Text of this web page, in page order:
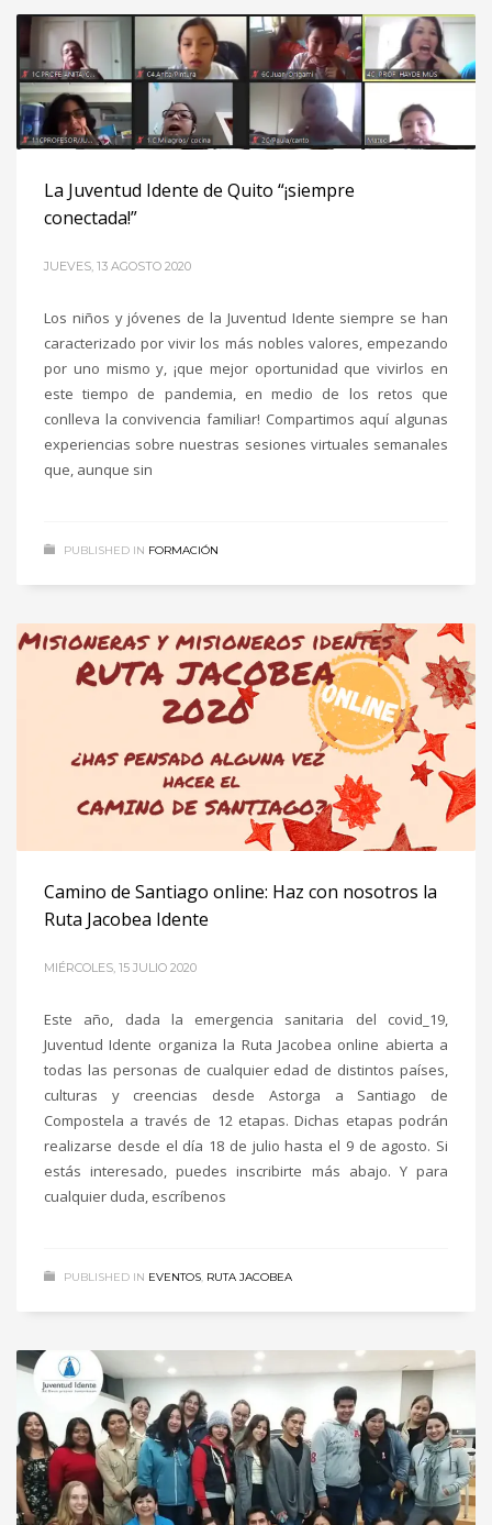
La Juventud Idente de Quito “¡siempre
conectada!”
JUEVES, 13 AGOSTO 2020
Los niños y jóvenes de la Juventud Idente siempre se han
caracterizado por vivir los más nobles valores, empezando
por uno mismo y, ¡que mejor oportunidad que vivirlos en
este tiempo de pandemia, en medio de los retos que
conlleva la convivencia familiar! Compartimos aquí algunas
experiencias sobre nuestras sesiones virtuales semanales
que, aunque sin
PUBLISHED IN FORMACIÓN
Camino de Santiago online: Haz con nosotros la
Ruta Jacobea Idente
MIÉRCOLES, 15 JULIO 2020
Este año, dada la emergencia sanitaria del covid_19,
Juventud Idente organiza la Ruta Jacobea online abierta a
todas las personas de cualquier edad de distintos países,
culturas y creencias desde Astorga a Santiago de
Compostela a través de 12 etapas. Dichas etapas podrán
realizarse desde el día 18 de julio hasta el 9 de agosto. Si
estás interesado, puedes inscribirte más abajo. Y para
cualquier duda, escríbenos
PUBLISHED IN EVENTOS, RUTA JACOBEA